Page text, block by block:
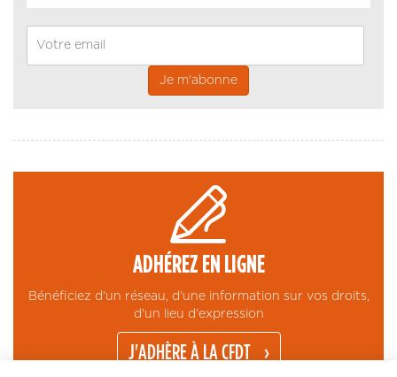
ADHÉREZ EN LIGNE
Bénéficiez d'un réseau, d'une information sur vos droits,
d'un lieu d'expression
J'ADHÈRE À LA CFDT